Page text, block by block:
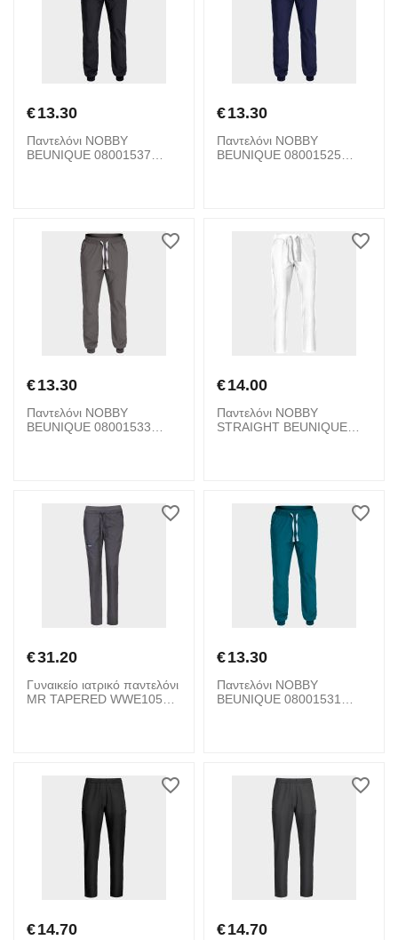
€13.30
Παντελόνι NOBBY
BEUNIQUE 08001537
€13.30
Παντελόνι NOBBY
BEUNIQUE 08001525
€13.30
Παντελόνι NOBBY
BEUNIQUE 08001533
€14.00
Παντελόνι NOBBY
STRAIGHT BEUNIQUE
€31.20
Γυναικείο ιατρικό παντελόνι
MR TAPERED WWE105
€13.30
Παντελόνι NOBBY
BEUNIQUE 08001531
€14.70 €14.70